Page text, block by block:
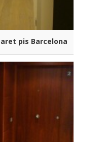
pis Barcelona